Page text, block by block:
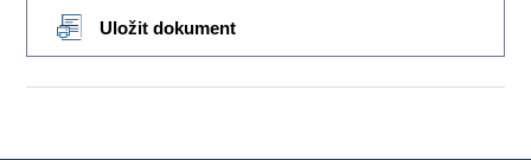
Uložit dokument